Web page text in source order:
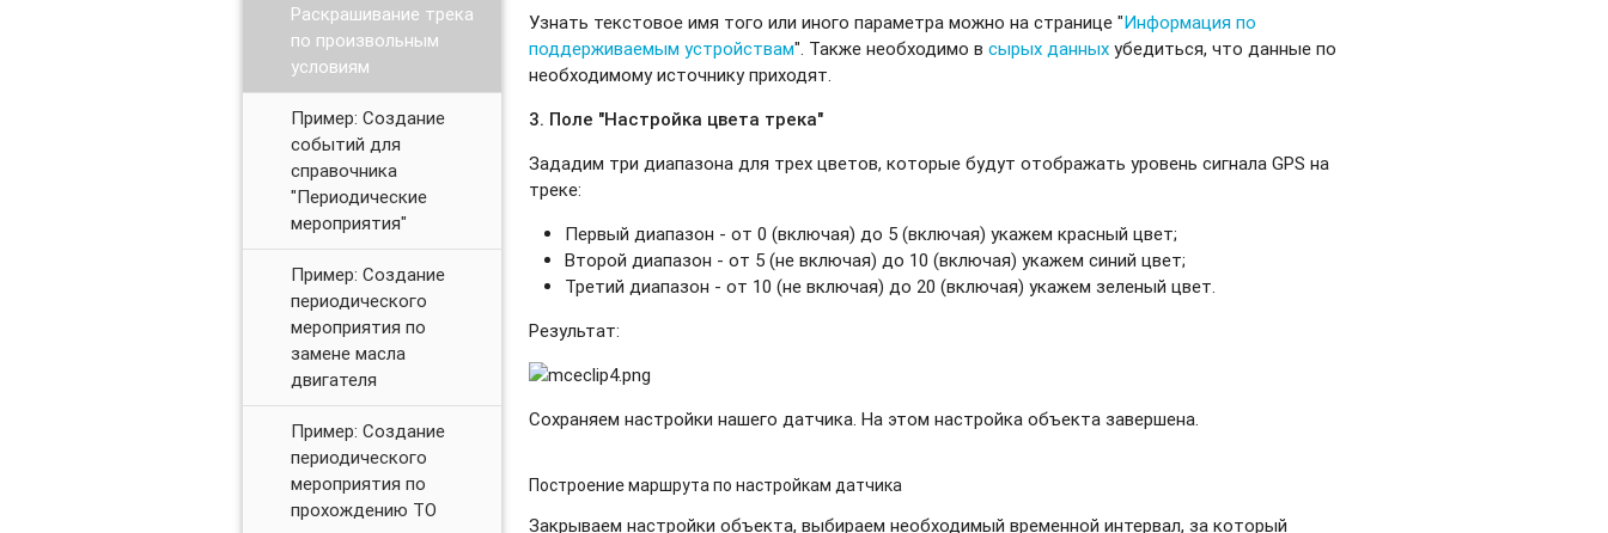
Раскрашивание трека
по произвольным
условиям
Пример: Создание
событий для
справочника
"Периодические
мероприятия"
Пример: Создание
периодического
мероприятия по
замене масла
двигателя
Пример: Создание
периодического
мероприятия по
прохождению ТО
Узнать текстовое имя того или иного параметра можно на странице "Информация по
поддерживаемым устройствам". Также необходимо всырых данных убедиться, что данные по
необходимому источнику приходят.
3. Поле "Настройка цвета трека"
Зададим три диапазона для трех цветов, которые будут отображать уровень сигнала GPS на
треке:
Первый диапазон - от 0 (включая) до 5 (включая) укажем красный цвет;
Второй диапазон - от 5 (не включая) до 10 (включая) укажем синий цвет;
Третий диапазон - от 10 (не включая) до 20 (включая) укажем зеленый цвет.
Результат:
Сохраняем настройки нашего датчика. На этом настройка объекта завершена.
Построение маршрута по настройкам датчика
Закрываем настройки объекта, выбираем необходимый временной интервал, за который